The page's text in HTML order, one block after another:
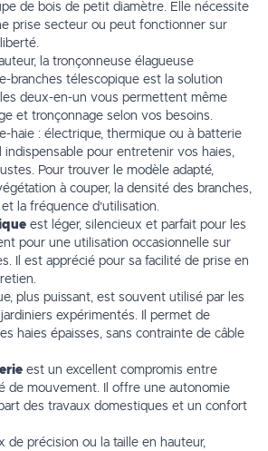
de bois de petit diamètre. Elle nécessite
prise secteur ou peut fonctionner sur
la tronçonneuse élagueuse
branches télescopique est la solution
deux-en-un vous permettent même
et tronçonnage selon vos besoins.
haie : électrique, thermique ou à batterie
indispensable pour entretenir vos haies,
Pour trouver le modèle adapté,
à couper, la densité des branches,
la fréquence d’utilisation.
est léger, silencieux et parfait pour les
pour une utilisation occasionnelle sur
Il est apprécié pour sa facilité de prise en
plus puissant, est souvent utilisé par les
expérimentés. Il permet de
haies épaisses, sans contrainte de câble
est un excellent compromis entre
de mouvement. Il offre une autonomie
des travaux domestiques et un confort
de précision ou la taille en hauteur,